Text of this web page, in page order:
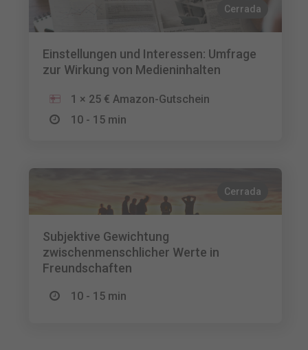
Cerrada
Einstellungen und Interessen: Umfrage
zur Wirkung von Medieninhalten
1 × 25 € Amazon-Gutschein
10 - 15 min
Cerrada
Subjektive Gewichtung
zwischenmenschlicher Werte in
Freundschaften
10 - 15 min